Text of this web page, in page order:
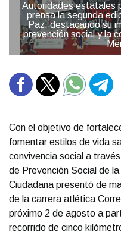
Autoridades estatales
prensa la segunda
Paz, destacando su
prevención social y la
Con el objetivo de
fomentar estilos de vida
convivencia social a
de Prevención Social de
Ciudadana presentó de
de la carrera atlética
próximo 2 de agosto a
recorrido de cinco